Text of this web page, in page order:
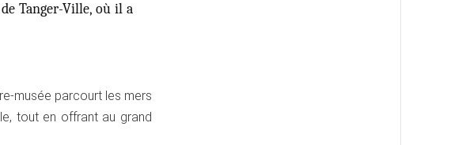
Tanger-Ville, où il a
musée parcourt les mers
tout en offrant au grand